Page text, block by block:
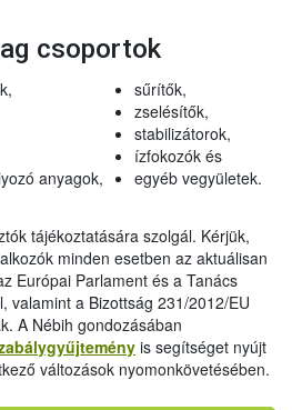
csoportok
anyagok,
sűrítők,
zselésítők,
stabilizátorok,
ízfokozók és
egyéb vegyületek.
tájékoztatására szolgál. Kérjük,
minden esetben az aktuálisan
Európai Parlament és a Tanács
valamint a Bizottság 231/2012/EU
A Nébih gondozásában
is segítséget nyújt
változások nyomonkövetésében.